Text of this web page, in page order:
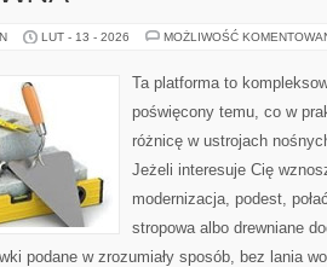
LUT - 13 - 2026 MOŻLIWOŚĆ
Ta platforma to
poświęcony temu, co w
różnicę w ustrojach
Jeżeli interesuje Cię
modernizacja, podest,
stropowa albo drewniane
podane w zrozumiały sposób, bez lania